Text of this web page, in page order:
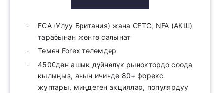
FCA (Улуу Британия) жана CFTC, NFA (АКШ)
тарабынан жөнгө салынат
Төмөн Forex төлөмдөр
4500дөн ашык дүйнөлүк рыноктордо соода
кылыңыз, анын ичинде 80+ форекс
жуптары, миңдеген акциялар, популярдуу